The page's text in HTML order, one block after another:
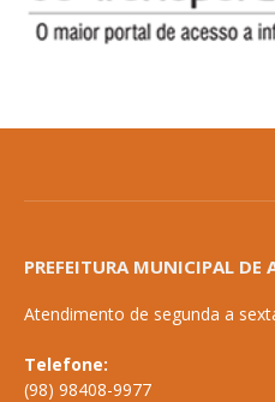
PREFEITURA MUNICIPAL DE
Atendimento de segunda a
Telefone:
(98) 98408-9977